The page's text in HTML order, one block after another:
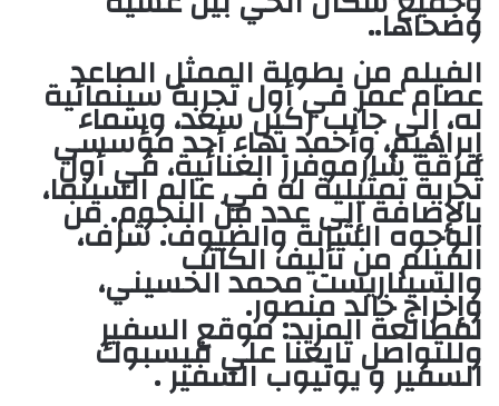
وضحاها..
الفيلم من بطولة الممثل الصاعد
عصام عمر في أول تجربة سينمائية
له، إلى جانب ركين سعد، وسماء
إبراهيم، وأحمد بهاء أحد مؤسسي
فرقة شارموفرز الغنائية، في أول
تجربة تمثيلية له في عالم السينما،
بالإضافة إلى عدد من النجوم. من
الوجوه الشابة والضيوف. شرف،
الفيلم من تأليف الكاتب
والسيناريست محمد الحسيني،
وإخراج خالد منصور.
لمطالعة المزيد: موقعالسفير
وللتواصل تابعنا علي فيسبوك
السفيرو يوتيوبالسفير.